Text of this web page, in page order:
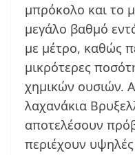
μπρόκολο και το
μεγάλο βαθμό
με μέτρο, καθώς
μικρότερες
χημικών ουσιών.
λαχανάκια
αποτελέσουν
περιέχουν